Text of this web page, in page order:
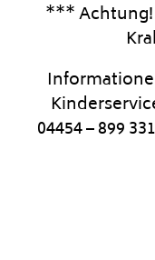
*** Achtung!
04454 – 899